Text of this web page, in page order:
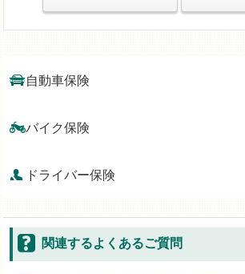
自動車保険
バイク保険
ドライバー保険
関連するよくあるご質問